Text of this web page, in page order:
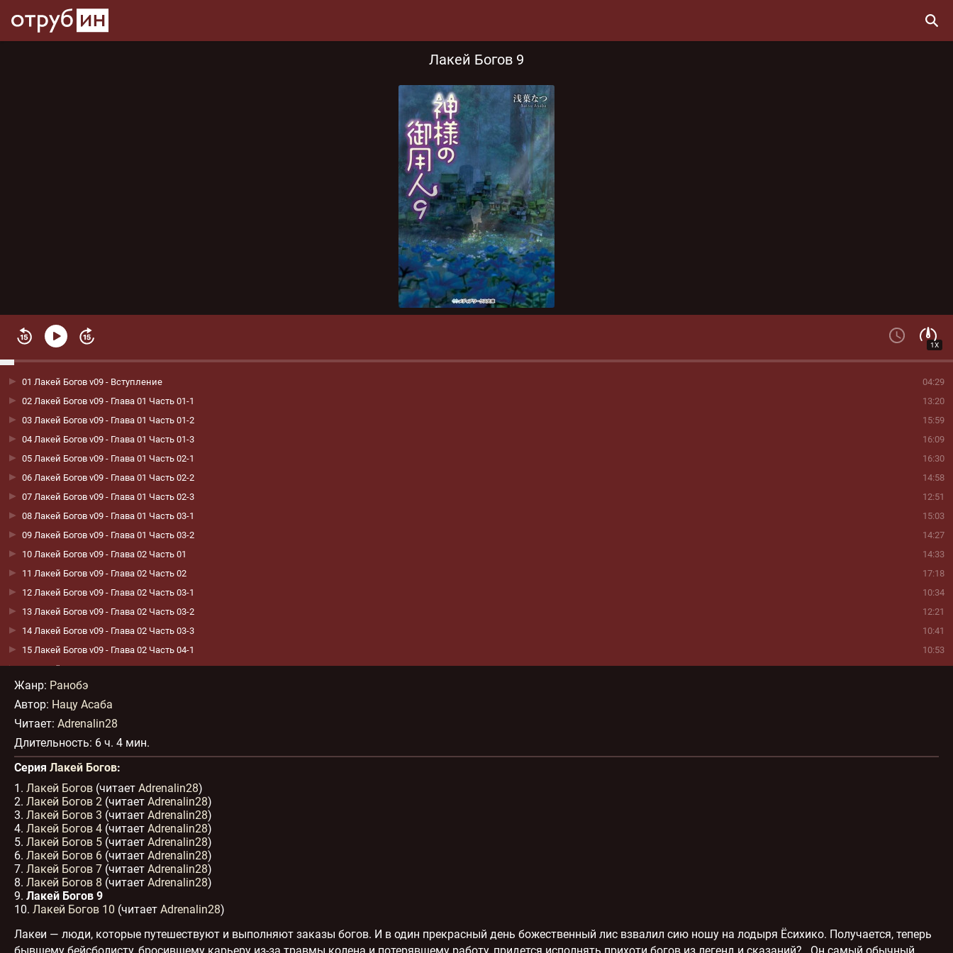
Лакей Богов 9
1X
04:29
01 Лакей Богов v09 - Вступление
13:20
02 Лакей Богов v09 - Глава 01 Часть 01-1
15:59
03 Лакей Богов v09 - Глава 01 Часть 01-2
16:09
04 Лакей Богов v09 - Глава 01 Часть 01-3
16:30
05 Лакей Богов v09 - Глава 01 Часть 02-1
14:58
06 Лакей Богов v09 - Глава 01 Часть 02-2
12:51
07 Лакей Богов v09 - Глава 01 Часть 02-3
15:03
08 Лакей Богов v09 - Глава 01 Часть 03-1
14:27
09 Лакей Богов v09 - Глава 01 Часть 03-2
14:33
10 Лакей Богов v09 - Глава 02 Часть 01
17:18
11 Лакей Богов v09 - Глава 02 Часть 02
10:34
12 Лакей Богов v09 - Глава 02 Часть 03-1
12:21
13 Лакей Богов v09 - Глава 02 Часть 03-2
10:41
14 Лакей Богов v09 - Глава 02 Часть 03-3
10:53
15 Лакей Богов v09 - Глава 02 Часть 04-1
09:35
16 Лакей Богов v09 - Глава 02 Часть 04-2
17 Лакей Богов v09 - Глава 02 Часть 04-3
18 Лакей Богов v09 - Глава 02 Часть 04-4
19 Лакей Богов v09 - Глава 02 Часть 04-5
20 Лакей Богов v09 - Глава 03 Часть 01-1
21 Лакей Богов v09 - Глава 03 Часть 01-2
22 Лакей Богов v09 - Глава 03 Часть 01-3
23 Лакей Богов v09 - Глава 03 Часть 01-4
24 Лакей Богов v09 - Глава 03 Часть 02-1
25 Лакей Богов v09 - Глава 03 Часть 02-2
26 Лакей Богов v09 - Глава 03 Часть 03-1
27 Лакей Богов v09 - Глава 03 Часть 03-2
28 Лакей Богов v09 - Глава 03 Часть 03-3
29 Лакей Богов v09 - Глава 03 Часть 03-4
Жанр: Ранобэ
Автор: Нацу Асаба
Читает: Adrenalin28
Длительность: 6 ч. 4 мин.
Серия Лакей Богов:
1. Лакей Богов (читает Adrenalin28)
2. Лакей Богов 2 (читает Adrenalin28)
3. Лакей Богов 3 (читает Adrenalin28)
4. Лакей Богов 4 (читает Adrenalin28)
5. Лакей Богов 5 (читает Adrenalin28)
6. Лакей Богов 6 (читает Adrenalin28)
7. Лакей Богов 7 (читает Adrenalin28)
8. Лакей Богов 8 (читает Adrenalin28)
9. Лакей Богов 9
10. Лакей Богов 10 (читает Adrenalin28)
Лакеи — люди, которые путешествуют и выполняют заказы богов. И в один прекрасный день божественный лис взвалил сию ношу на лодыря Ёсихико. Получается, теперь